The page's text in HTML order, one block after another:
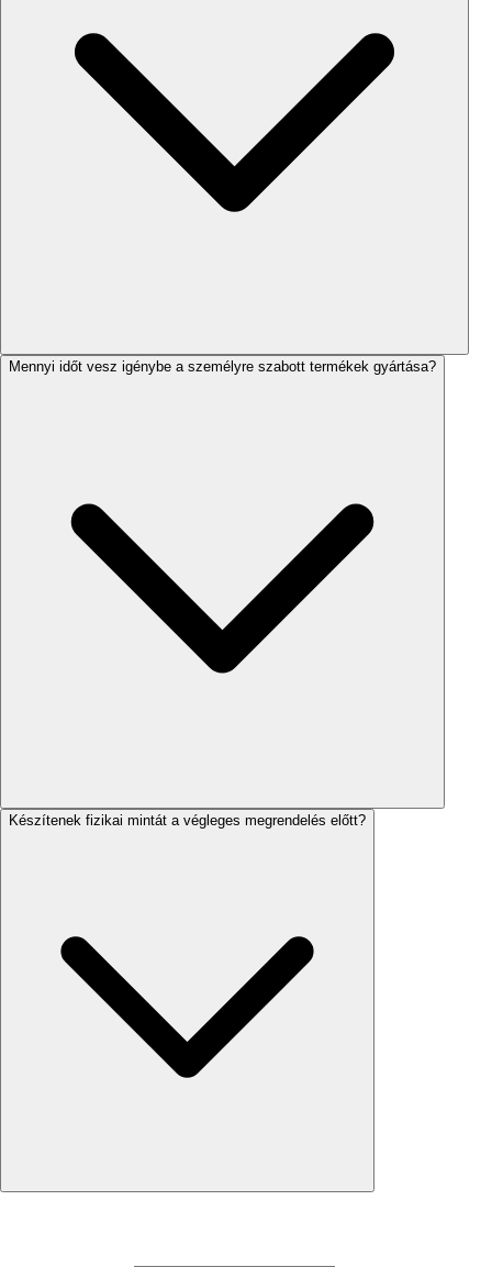
Mennyi időt vesz igénybe a személyre szabott termékek gyártása?
Készítenek fizikai mintát a végleges megrendelés előtt?